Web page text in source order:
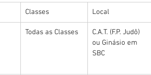
Classes Local
Todas as Classes
C.A.T. (F.P. Judô)
ou Ginásio em
SBC